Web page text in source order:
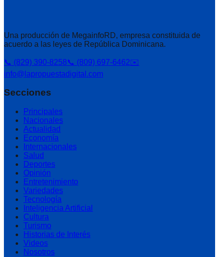
Una producción de MegainfoRD, empresa constituida de
acuerdo a las leyes de República Dominicana.
📞 (829) 390-8258📞 (809) 697-6462✉️
info@lapropuestadigital.com
Secciones
Principales
Nacionales
Actualidad
Economía
Internacionales
Salud
Deportes
Opinión
Entretenimiento
Variedades
Tecnología
Inteligencia Artificial
Cultura
Turismo
Historias de Interés
Videos
Nosotros